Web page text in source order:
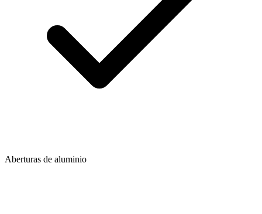
Aberturas de aluminio